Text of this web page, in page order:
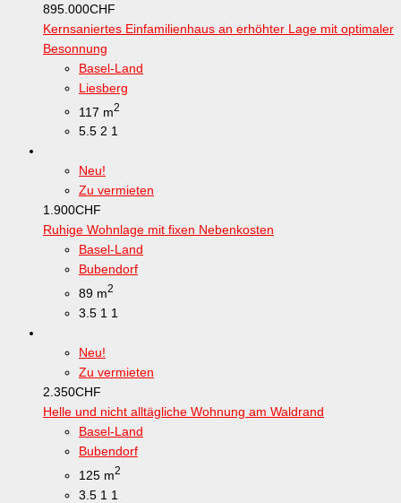
895.000CHF
Kernsaniertes Einfamilienhaus an erhöhter Lage mit optimaler
Besonnung
Basel-Land
Liesberg
117 m2
5.5 2 1
Neu!
Zu vermieten
1.900CHF
Ruhige Wohnlage mit fixen Nebenkosten
Basel-Land
Bubendorf
89 m2
3.5 1 1
Neu!
Zu vermieten
2.350CHF
Helle und nicht alltägliche Wohnung am Waldrand
Basel-Land
Bubendorf
125 m2
3.5 1 1